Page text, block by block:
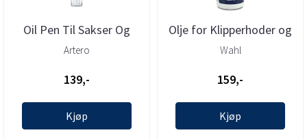
Oil Pen Til Sakser Og
Skjær 4 ml, Artero
Artero
139,-
Kjøp
Olje for Klipperhoder og
sakser 118ml, Wahl
Wahl
159,-
Kjøp